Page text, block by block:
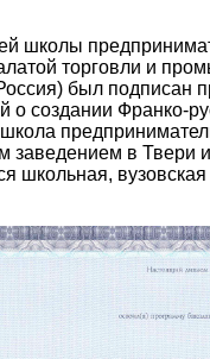
школы
торговли и
был подписан
о создании Франко-
заведением в Твери
школьная,